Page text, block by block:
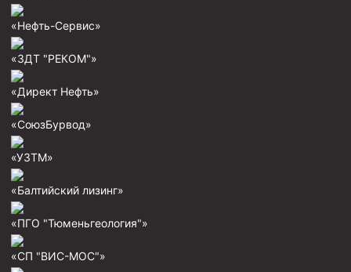
«Нефть-Сервис»
«ЗДТ "РЕКОМ"»
«Директ Нефть»
«СоюзБурвод»
«УЗТМ»
«Балтийский лизинг»
«ПГО "Тюменьгеология"»
«СП "ВИС-МОС"»